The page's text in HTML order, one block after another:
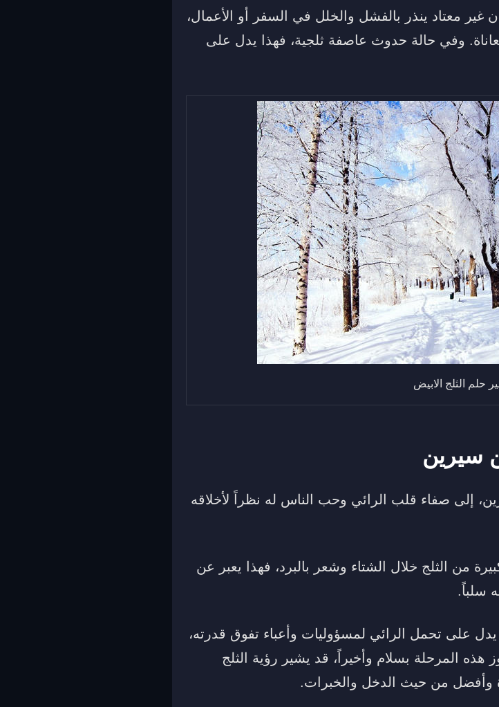
غير معتاد ينذر بالفشل والخلل في السفر أو الأعمال،
وفي حالة حدوث عاصفة ثلجية، فهذا يدل على
حلم الثلج الابيض
سيرين
إلى صفاء قلب الرائي وحب الناس له نظراً لأخلاقه
من الثلج خلال الشتاء وشعر بالبرد، فهذا يعبر عن
سلباً.
يدل على تحمل الرائي لمسؤوليات وأعباء تفوق قدرته،
هذه المرحلة بسلام وأخيراً، قد يشير رؤية الثلج
وأفضل من حيث الدخل والخبرات.